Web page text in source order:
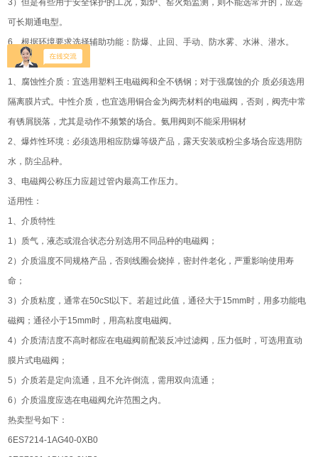
3）但是有些用于安全保护的工况，如炉、窑火焰监测，则不能选常开的，应选
可长期通电型。
6、根据环境要求选择辅助功能：防爆、止回、手动、防水雾、水淋、潜水。
安全性：
1、腐蚀性介质：宜选用塑料王电磁阀和全不锈钢；对于强腐蚀的介 质必须选用
隔离膜片式。中性介质，也宜选用铜合金为阀壳材料的电磁阀，否则，阀壳中常
有锈屑脱落，尤其是动作不频繁的场合。氨用阀则不能采用铜材
2、爆炸性环境：必须选用相应防爆等级产品，露天安装或粉尘多场合应选用防
水，防尘品种。
3、电磁阀公称压力应超过管内最高工作压力。
适用性：
1、介质特性
1）质气，液态或混合状态分别选用不同品种的电磁阀；
2）介质温度不同规格产品，否则线圈会烧掉，密封件老化，严重影响使用寿
命；
3）介质粘度，通常在50cSt以下。若超过此值，通径大于15mm时，用多功能电
磁阀；通径小于15mm时，用高粘度电磁阀。
4）介质清洁度不高时都应在电磁阀前配装反冲过滤阀，压力低时，可选用直动
膜片式电磁阀；
5）介质若是定向流通，且不允许倒流，需用双向流通；
6）介质温度应选在电磁阀允许范围之内。
热卖型号如下：
6ES7214-1AG40-0XB0